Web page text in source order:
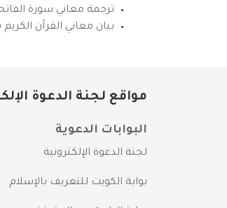
ترجمة معاني سورة
بيان معاني القرآن الكريم
مواقع لجنة الدعوة
البوابات الدعوية
لجنة الدعوة الإلكترونية
بوابة الكويت للتعريف بالإسلام